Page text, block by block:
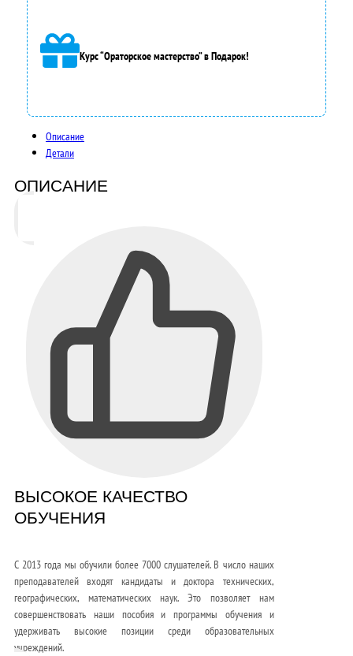
Курс “Ораторское мастерство” в Подарок!
Описание
Детали
ОПИСАНИЕ
ВЫСОКОЕ КАЧЕСТВО
ОБУЧЕНИЯ
С 2013 года мы обучили более 7000 слушателей. В число наших
преподавателей входят кандидаты и доктора технических,
географических, математических наук. Это позволяет нам
совершенствовать наши пособия и программы обучения и
удерживать высокие позиции среди образовательных
учреждений.